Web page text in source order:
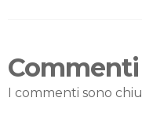
Commenti
I commenti sono